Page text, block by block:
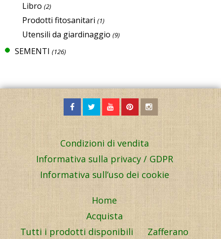
Libro (2)
Prodotti fitosanitari (1)
Utensili da giardinaggio (9)
SEMENTI (126)
Condizioni di vendita
Informativa sulla privacy / GDPR
Informativa sull’uso dei cookie
Home
Acquista
Tutti i prodotti disponibili
Zafferano